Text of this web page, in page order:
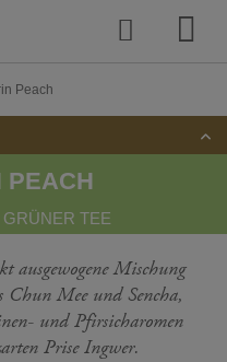
Peach
PEACH
TEE
ausgewogene Mischung
Chun Mee und Sencha,
und Pfirsicharomen
Prise Ingwer.